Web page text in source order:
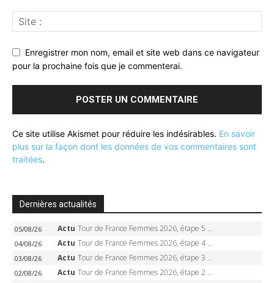
Enregistrer mon nom, email et site web dans ce navigateur
pour la prochaine fois que je commenterai.
Ce site utilise Akismet pour réduire les indésirables. En savoir
plus sur la façon dont les données de vos commentaires sont
traitées.
Dernières actualités
05/08/26 Actu Tour de France Femmes 2026, étape 5 – Demi Vollering gagne à Belleville, Reusser en jaune, Ferrand-Prévot coule
04/08/26 Actu Tour de France Femmes 2026, étape 4 – Marlen Reusser écrase le chrono, Ferrand-Prévot en crise
03/08/26 Actu Tour de France Femmes 2026, étape 3 – Sigrid Haugset en solitaire, 88 km d’échappée, maillot jaune
02/08/26 Actu Tour de France Femmes 2026, étape 2 – Lorena Wiebes doublé à Genève, Markus héroïque, 7e record